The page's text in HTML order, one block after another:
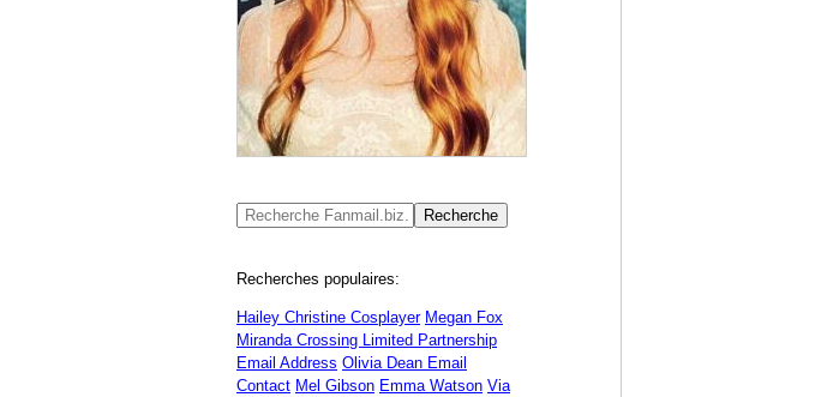
Recherches populaires:
Hailey Christine Cosplayer Megan Fox
Miranda Crossing Limited Partnership
Email Address Olivia Dean Email
Contact Mel Gibson Emma Watson Via